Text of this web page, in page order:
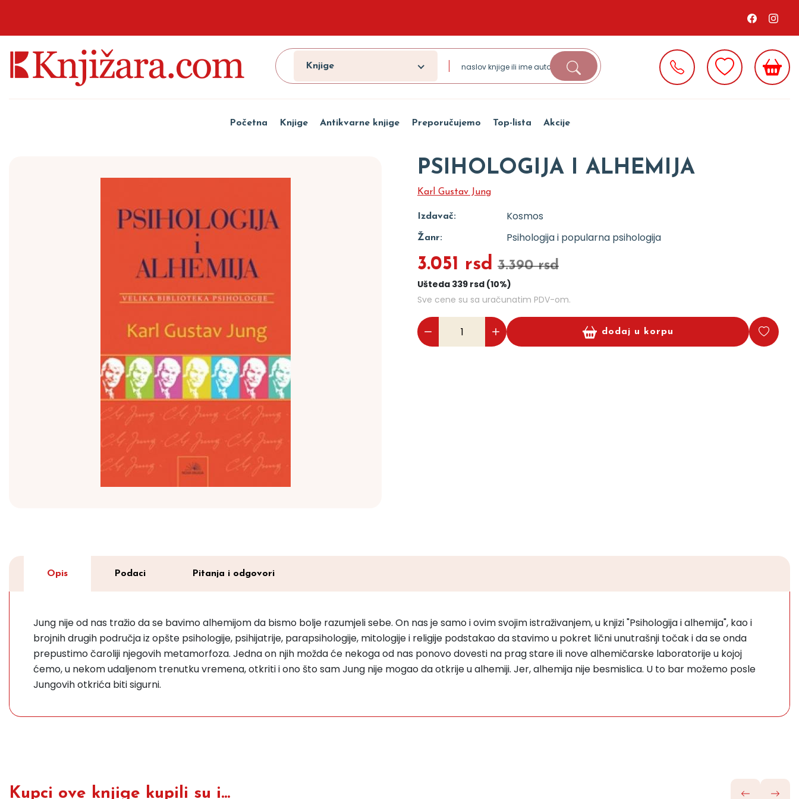
Knjige
Početna Knjige Antikvarne knjige Preporučujemo Top-lista Akcije
PSIHOLOGIJA I ALHEMIJA
Karl Gustav Jung
Izdavač: Kosmos
Žanr: Psihologija i popularna psihologija
3.051 rsd 3.390 rsd
Ušteda 339 rsd (10%)
Sve cene su sa uračunatim PDV-om.
dodaj u korpu
Opis Podaci Pitanja i odgovori
Jung nije od nas tražio da se bavimo alhemijom da bismo bolje razumjeli sebe. On nas je samo i ovim svojim istraživanjem, u knjizi "Psihologija i alhemija", kao i
brojnih drugih područja iz opšte psihologije, psihijatrije, parapsihologije, mitologije i religije podstakao da stavimo u pokret lični unutrašnji točak i da se onda
prepustimo čaroliji njegovih metamorfoza. Jedna on njih možda će nekoga od nas ponovo dovesti na prag stare ili nove alhemičarske laboratorije u kojoj
ćemo, u nekom udaljenom trenutku vremena, otkriti i ono što sam Jung nije mogao da otkrije u alhemiji. Jer, alhemija nije besmislica. U to bar možemo posle
Jungovih otkrića biti sigurni.
Kupci ove knjige kupili su i...